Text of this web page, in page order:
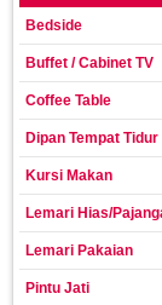
Bedside
Buffet / Cabinet TV
Coffee Table
Dipan Tempat Tidur
Kursi Makan
Lemari Hias/
Lemari Pakaian
Pintu Jati